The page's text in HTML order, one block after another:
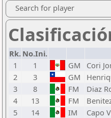
Search for player
Rk. No.Ini.
1
1 GM
Cori
2
3 GM
3
8 FM
Diaz
4
13 FM
5
14 IM
Capo